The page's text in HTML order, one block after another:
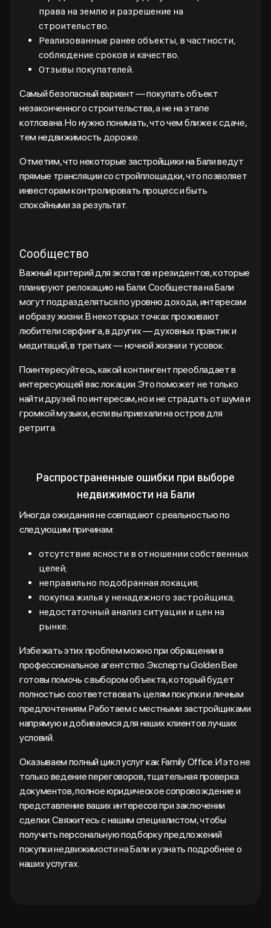
права на землю и разрешение на
строительство.
Реализованные ранее объекты, в частности,
соблюдение сроков и качество.
Отзывы покупателей.
Самый безопасный вариант — покупать объект
незаконченного строительства, а не на этапе
котлована. Но нужно понимать, что чем ближе к сдаче,
тем недвижимость дороже.
Отметим, что некоторые застройщики на Бали ведут
прямые трансляции со стройплощадки, что позволяет
инвесторам контролировать процесс и быть
спокойными за результат.
Сообщество
Важный критерий для экспатов и резидентов, которые
планируют релокацию на Бали. Сообщества на Бали
могут подразделяться по уровню дохода, интересам
и образу жизни. В некоторых точках проживают
любители серфинга, в других — духовных практик и
медитаций, в третьих — ночной жизни и тусовок.
Поинтересуйтесь, какой контингент преобладает в
интересующей вас локации. Это поможет не только
найти друзей по интересам, но и не страдать от шума и
громкой музыки, если вы приехали на остров для
ретрита.
Распространенные ошибки при выборе
недвижимости на Бали
Иногда ожидания не совпадают с реальностью по
следующим причинам:
отсутствие ясности в отношении собственных
целей;
неправильно подобранная локация;
покупка жилья у ненадежного застройщика;
недостаточный анализ ситуации и цен на
рынке.
Избежать этих проблем можно при обращении в
профессиональное агентство. Эксперты Golden Bee
готовы помочь с выбором объекта, который будет
полностью соответствовать целям покупки и личным
предпочтениям. Работаем с местными застройщиками
напрямую и добиваемся для наших клиентов лучших
условий.
Оказываем полный цикл услуг как Family Office. И это не
только ведение переговоров, тщательная проверка
документов, полное юридическое сопровождение и
представление ваших интересов при заключении
сделки. Свяжитесь с нашим специалистом, чтобы
получить персональную подборку предложений
покупки недвижимости на Бали и узнать подробнее о
наших услугах.